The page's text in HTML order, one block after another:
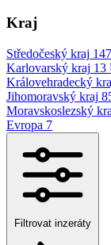
Kraj
Středočeský kraj 147
Karlovarský kraj 13
Královehradecký
Jihomoravský kraj
Moravskoslezský
Evropa 7
Filtrovat inzeráty